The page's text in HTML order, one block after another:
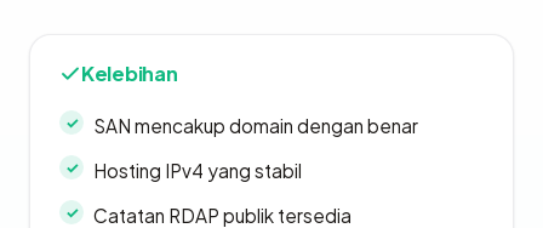
Kelebihan
SAN mencakup domain dengan benar
Hosting IPv4 yang stabil
Catatan RDAP publik tersedia